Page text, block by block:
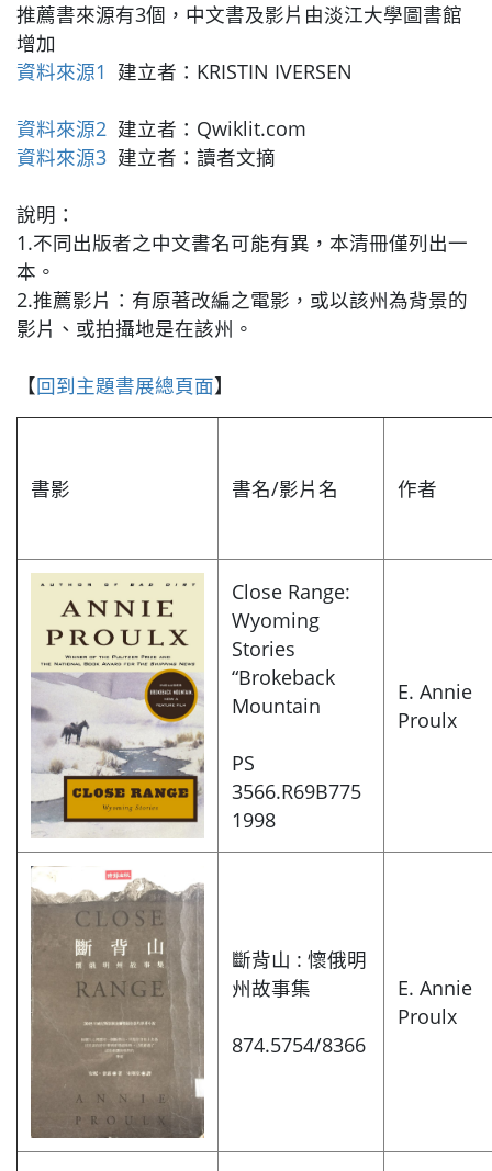
推薦書來源有3個，中文書及影片由淡江大學圖書館
增加
資料來源1 建立者：KRISTIN IVERSEN
資料來源2 建立者：Qwiklit.com
資料來源3 建立者：讀者文摘
說明：
1.不同出版者之中文書名可能有異，本清冊僅列出一
本。
2.推薦影片：有原著改編之電影，或以該州為背景的
影片、或拍攝地是在該州。
【回到主題書展總頁面】
書影 書名/影片名 作者
Close Range:
Wyoming
Stories
“Brokeback
Mountain
PS
3566.R69B775
1998
E. Annie
Proulx
斷背山 : 懷俄明
州故事集
874.5754/8366
E. Annie
Proulx